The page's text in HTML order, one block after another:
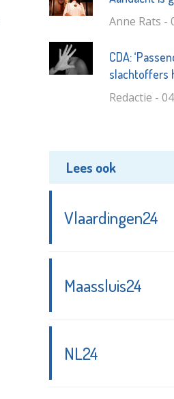
Anne Rats -
CDA:
slachtoffers
Redactie -
Lees ook
Vlaardingen24
Maassluis24
NL24